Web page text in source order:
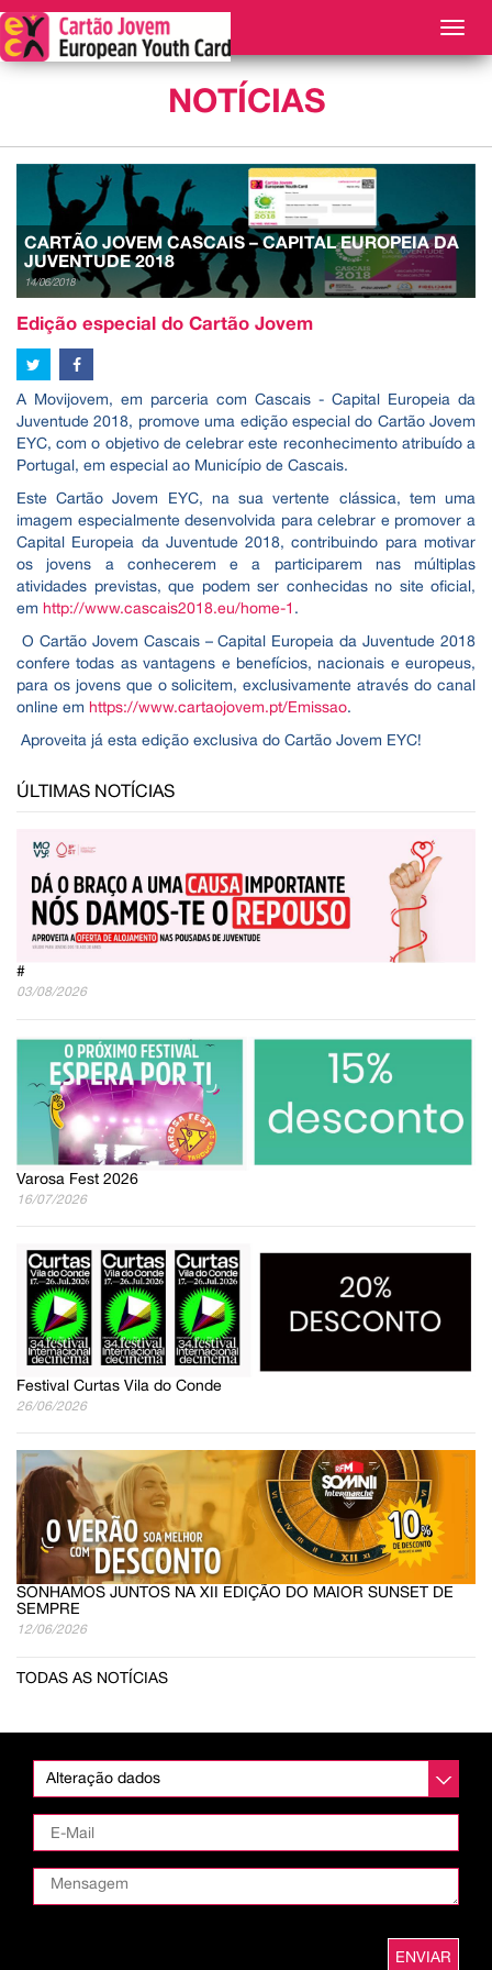
NOTÍCIAS
CARTÃO JOVEM CASCAIS – CAPITAL EUROPEIA DA
JUVENTUDE 2018
14/06/2018
Edição especial do Cartão Jovem
A Movijovem, em parceria com Cascais - Capital Europeia da
Juventude 2018, promove uma edição especial do Cartão Jovem
EYC, com o objetivo de celebrar este reconhecimento atribuído a
Portugal, em especial ao Município de Cascais.
Este Cartão Jovem EYC, na sua vertente clássica, tem uma
imagem especialmente desenvolvida para celebrar e promover a
Capital Europeia da Juventude 2018, contribuindo para motivar
os jovens a conhecerem e a participarem nas múltiplas
atividades previstas, que podem ser conhecidas no site oficial,
em http://www.cascais2018.eu/home-1 .
O Cartão Jovem Cascais – Capital Europeia da Juventude 2018
confere todas as vantagens e benefícios, nacionais e europeus,
para os jovens que o solicitem, exclusivamente através do canal
online em https://www.cartaojovem.pt/Emissao.
Aproveita já esta edição exclusiva do Cartão Jovem EYC!
ÚLTIMAS NOTÍCIAS
#
03/08/2026
Varosa Fest 2026
16/07/2026
Festival Curtas Vila do Conde
26/06/2026
SONHAMOS JUNTOS NA XII EDIÇÃO DO MAIOR SUNSET DE
SEMPRE
12/06/2026
TODAS AS NOTÍCIAS
Alteração dados
ENVIAR